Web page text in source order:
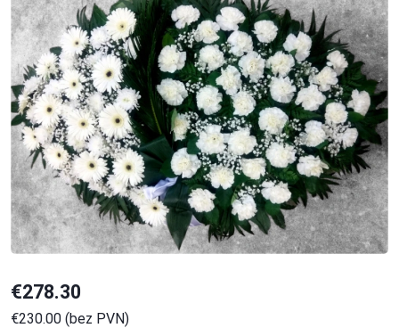
€278.30
€230.00 (bez PVN)